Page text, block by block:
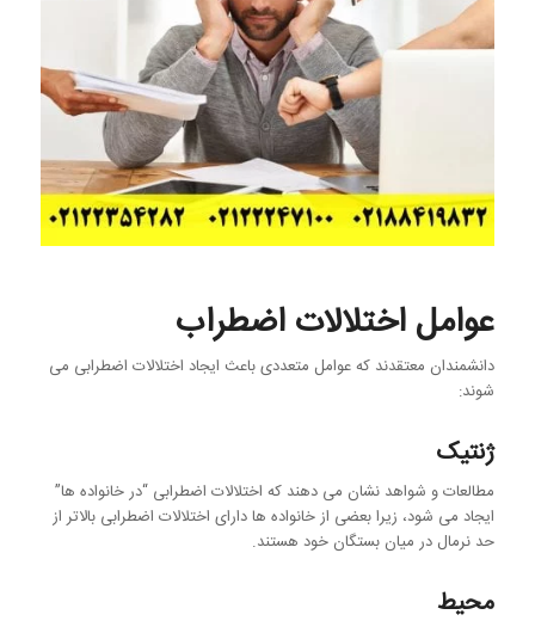
عوامل اختلالات اضطراب
دانشمندان معتقدند که عوامل متعددی باعث ایجاد اختلالات اضطرابی می
شوند:
ژنتیک
مطالعات و شواهد نشان می دهند که اختلالات اضطرابی “در خانواده ها”
ایجاد می شود، زیرا بعضی از خانواده ها دارای اختلالات اضطرابی بالاتر از
حد نرمال در میان بستگان خود هستند.
محیط